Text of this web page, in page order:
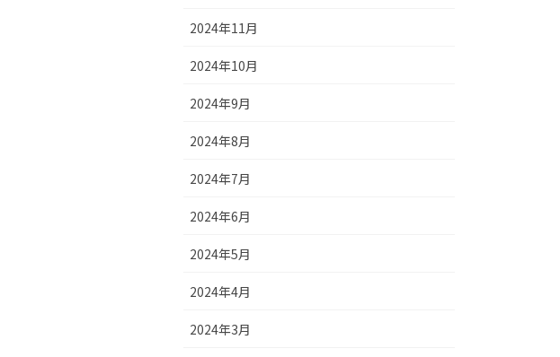
2024年11月
2024年10月
2024年9月
2024年8月
2024年7月
2024年6月
2024年5月
2024年4月
2024年3月